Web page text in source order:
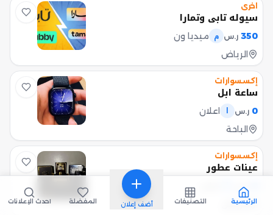
اخرى
سيوله تابي وتمارا
350 ر.س م
ميديا ون
الرياض
إكسسوارات
ساعة ابل
0 ر.س
اعلان
الباحة
إكسسوارات
عينات عطور
ر.س
الرياض
الرئيسية التصنيفات أضف إعلان المفضلة أحدث الإعلانات